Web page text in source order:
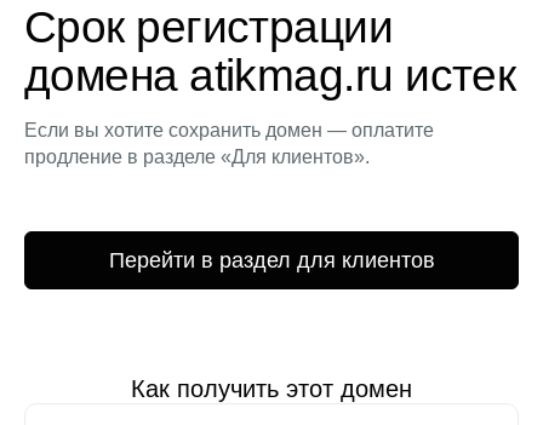
Срок регистрации
домена atikmag.ru истек
Если вы хотите сохранить домен — оплатите
продление в разделе «Для клиентов».
Перейти в раздел для клиентов
Как получить этот домен